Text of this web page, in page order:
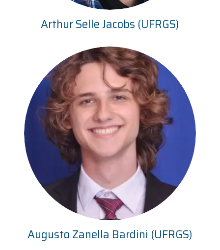
Arthur Selle Jacobs (UFRGS)
Augusto Zanella Bardini (UFRGS)